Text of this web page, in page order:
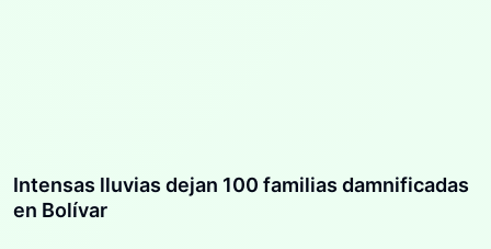
Intensas lluvias dejan 100 familias damnificadas
en Bolívar